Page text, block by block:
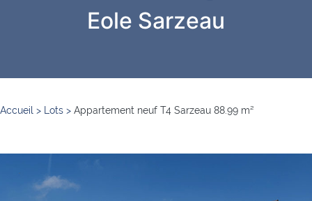
Eole Sarzeau
Accueil > Lots > Appartement neuf T4 Sarzeau 88.99 m²